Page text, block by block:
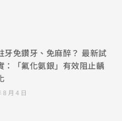
牙免鑽牙、免麻醉？ 最新試
：「氟化氨銀」有效阻止齲
8 月 4 日